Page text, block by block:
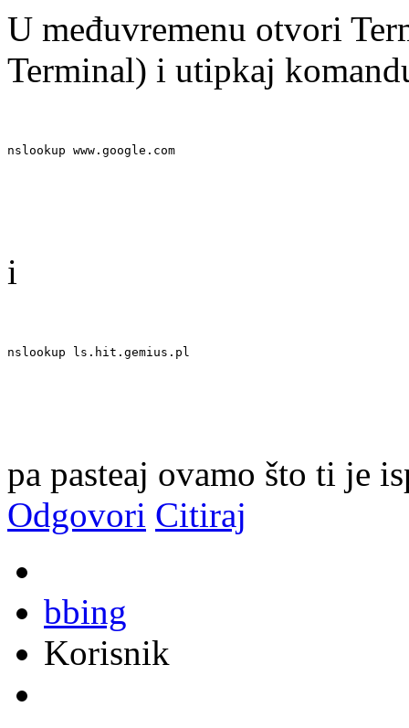
U međuvremenu otvori
Terminal) i utipkaj
nslookup www.google.com
i
nslookup ls.hit.gemius.pl
pa pasteaj ovamo što ti je
Odgovori Citiraj
bbing
Korisnik